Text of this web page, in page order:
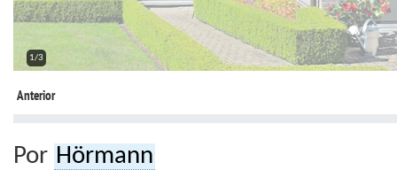
2/3
Anterior
Por Hörmann